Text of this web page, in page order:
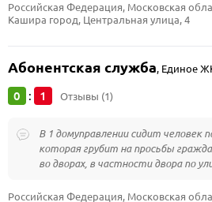
Российская Федерация, Московская
Кашира город, Центральная улица, 4
Абонентская служба, Единое
0 : 1 Отзывы (1)
В 1 домуправлении сидит человек
которая грубит на просьбы
во дворах, в частности двора по
Российская Федерация, Московская